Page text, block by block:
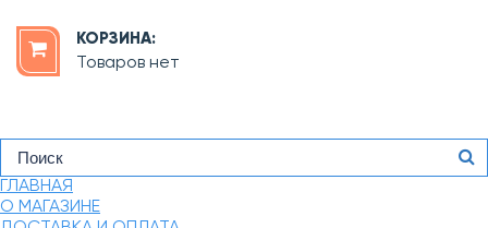
КОРЗИНА:
Товаров нет
ГЛАВНАЯ
О МАГАЗИНЕ